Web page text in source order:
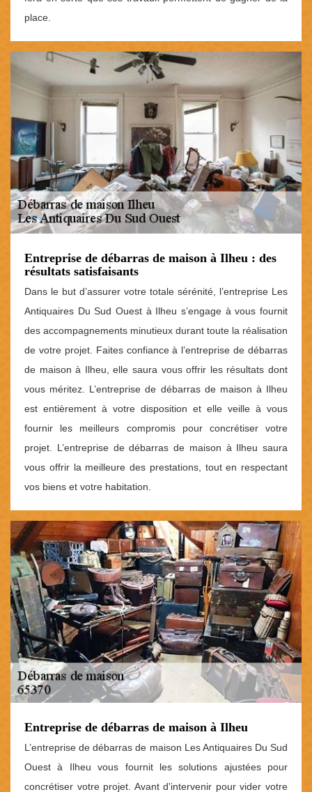
place.
Entreprise de débarras de maison à Ilheu : des
résultats satisfaisants
Dans le but d’assurer votre totale sérénité, l’entreprise Les
Antiquaires Du Sud Ouest à Ilheu s’engage à vous fournit
des accompagnements minutieux durant toute la réalisation
de votre projet. Faites confiance à l’entreprise de débarras
de maison à Ilheu, elle saura vous offrir les résultats dont
vous méritez. L’entreprise de débarras de maison à Ilheu
est entièrement à votre disposition et elle veille à vous
fournir les meilleurs compromis pour concrétiser votre
projet. L’entreprise de débarras de maison à Ilheu saura
vous offrir la meilleure des prestations, tout en respectant
vos biens et votre habitation.
Entreprise de débarras de maison à Ilheu
L’entreprise de débarras de maison Les Antiquaires Du Sud
Ouest à Ilheu vous fournit les solutions ajustées pour
concrétiser votre projet. Avant d'intervenir pour vider votre